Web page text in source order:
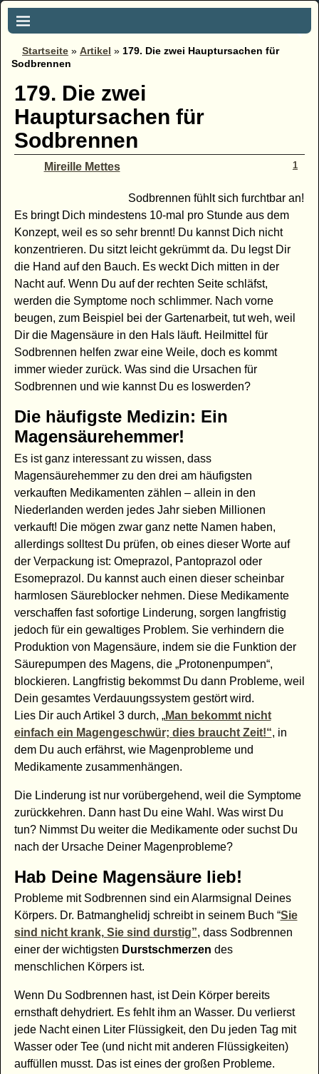
Startseite » Artikel » 179. Die zwei Hauptursachen für
Sodbrennen
179. Die zwei
Hauptursachen für
Sodbrennen
Mireille Mettes 1
Sodbrennen fühlt sich furchtbar an!
Es bringt Dich mindestens 10-mal pro Stunde aus dem
Konzept, weil es so sehr brennt! Du kannst Dich nicht
konzentrieren. Du sitzt leicht gekrümmt da. Du legst Dir
die Hand auf den Bauch. Es weckt Dich mitten in der
Nacht auf. Wenn Du auf der rechten Seite schläfst,
werden die Symptome noch schlimmer. Nach vorne
beugen, zum Beispiel bei der Gartenarbeit, tut weh, weil
Dir die Magensäure in den Hals läuft. Heilmittel für
Sodbrennen helfen zwar eine Weile, doch es kommt
immer wieder zurück. Was sind die Ursachen für
Sodbrennen und wie kannst Du es loswerden?
Die häufigste Medizin: Ein
Magensäurehemmer!
Es ist ganz interessant zu wissen, dass
Magensäurehemmer zu den drei am häufigsten
verkauften Medikamenten zählen – allein in den
Niederlanden werden jedes Jahr sieben Millionen
verkauft! Die mögen zwar ganz nette Namen haben,
allerdings solltest Du prüfen, ob eines dieser Worte auf
der Verpackung ist: Omeprazol, Pantoprazol oder
Esomeprazol. Du kannst auch einen dieser scheinbar
harmlosen Säureblocker nehmen. Diese Medikamente
verschaffen fast sofortige Linderung, sorgen langfristig
jedoch für ein gewaltiges Problem. Sie verhindern die
Produktion von Magensäure, indem sie die Funktion der
Säurepumpen des Magens, die „Protonenpumpen“,
blockieren. Langfristig bekommst Du dann Probleme, weil
Dein gesamtes Verdauungssystem gestört wird.
Lies Dir auch Artikel 3 durch, „Man bekommt nicht
einfach ein Magengeschwür; dies braucht Zeit!“, in
dem Du auch erfährst, wie Magenprobleme und
Medikamente zusammenhängen.
Die Linderung ist nur vorübergehend, weil die Symptome
zurückkehren. Dann hast Du eine Wahl. Was wirst Du
tun? Nimmst Du weiter die Medikamente oder suchst Du
nach der Ursache Deiner Magenprobleme?
Hab Deine Magensäure lieb!
Probleme mit Sodbrennen sind ein Alarmsignal Deines
Körpers. Dr. Batmanghelidj schreibt in seinem Buch “Sie
sind nicht krank, Sie sind durstig”, dass Sodbrennen
einer der wichtigsten Durstschmerzen des
menschlichen Körpers ist.
Wenn Du Sodbrennen hast, ist Dein Körper bereits
ernsthaft dehydriert. Es fehlt ihm an Wasser. Du verlierst
jede Nacht einen Liter Flüssigkeit, den Du jeden Tag mit
Wasser oder Tee (und nicht mit anderen Flüssigkeiten)
auffüllen musst. Das ist eines der großen Probleme.